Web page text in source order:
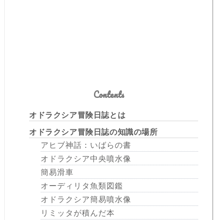
Contents
オドラクシア冒険日誌とは
オドラクシア冒険日誌の知識の場所
アヒブ神話：いばらの書
オドラクシア中央噴水像
簡易滑車
オーディリタ魚類図鑑
オドラクシア簡易噴水像
リミッタが積んだ本